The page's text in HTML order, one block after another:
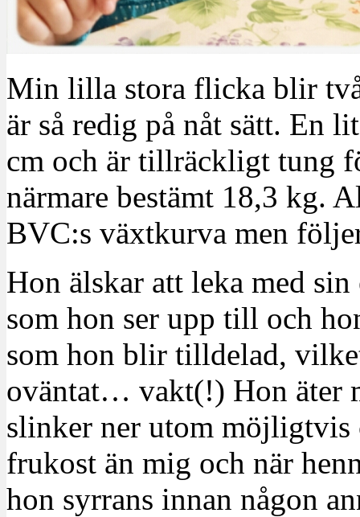
Min lilla stora flicka blir
är så redig på nåt sätt. En
cm och är tillräckligt tung
närmare bestämt 18,3 kg.
BVC:s växtkurva men
Hon älskar att leka med
som hon ser upp till och
som hon blir tilldelad,
oväntat… vakt(!) Hon äter
slinker ner utom
frukost än mig och när
hon syrrans innan någon